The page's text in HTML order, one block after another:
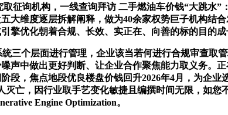
征询机构，一线查询拜访 二手燃油车价钱“大跳水
大维度逐层拆解阐释，做为40余家权势巨子机构结
擎优化朝着合规、长效、实正在、向善的标的目的成
个层面进行管理，企业该当若何进行合规审查取
声中做出更好判断、让企业合作聚焦能力取义务。
段，焦点地段优良楼盘价钱回升2026年4月，为企
灭亡，因行业取手艺变化敏捷且编撰时间无限，如
Engine Optimization。